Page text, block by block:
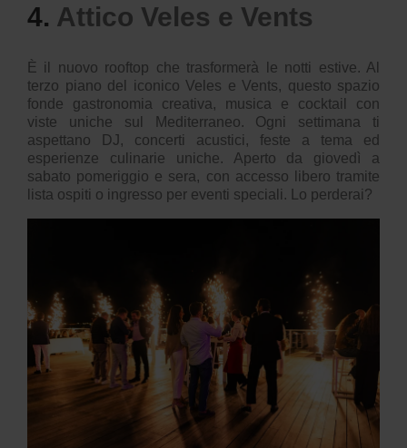
4. Attico Veles e Vents
È il nuovo rooftop che trasformerà le notti estive. Al
terzo piano del iconico Veles e Vents, questo spazio
fonde gastronomia creativa, musica e cocktail con
viste uniche sul Mediterraneo. Ogni settimana ti
aspettano DJ, concerti acustici, feste a tema ed
esperienze culinarie uniche. Aperto da giovedì a
sabato pomeriggio e sera, con accesso libero tramite
lista ospiti o ingresso per eventi speciali. Lo perderai?